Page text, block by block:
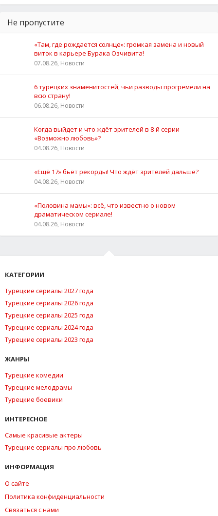
Не пропустите
«Там, где рождается солнце»: громкая замена и новый
виток в карьере Бурака Озчивита!
07.08.26, Новости
6 турецких знаменитостей, чьи разводы прогремели на
всю страну!
06.08.26, Новости
Когда выйдет и что ждёт зрителей в 8-й серии
«Возможно любовь»?
04.08.26, Новости
«Ещё 17» бьёт рекорды! Что ждёт зрителей дальше?
04.08.26, Новости
«Половина мамы»: всё, что известно о новом
драматическом сериале!
04.08.26, Новости
КАТЕГОРИИ
Турецкие сериалы 2027 года
Турецкие сериалы 2026 года
Турецкие сериалы 2025 года
Турецкие сериалы 2024 года
Турецкие сериалы 2023 года
ЖАНРЫ
Турецкие комедии
Турецкие мелодрамы
Турецкие боевики
ИНТЕРЕСНОЕ
Самые красивые актеры
Турецкие сериалы про любовь
ИНФОРМАЦИЯ
О сайте
Политика конфиденциальности
Связаться с нами